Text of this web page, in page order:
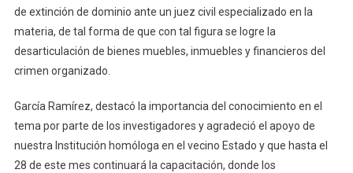
de extinción de dominio ante un juez civil especializado en la
materia, de tal forma de que con tal figura se logre la
desarticulación de bienes muebles, inmuebles y financieros del
crimen organizado.
García Ramírez, destacó la importancia del conocimiento en el
tema por parte de los investigadores y agradeció el apoyo de
nuestra Institución homóloga en el vecino Estado y que hasta el
28 de este mes continuará la capacitación, donde los